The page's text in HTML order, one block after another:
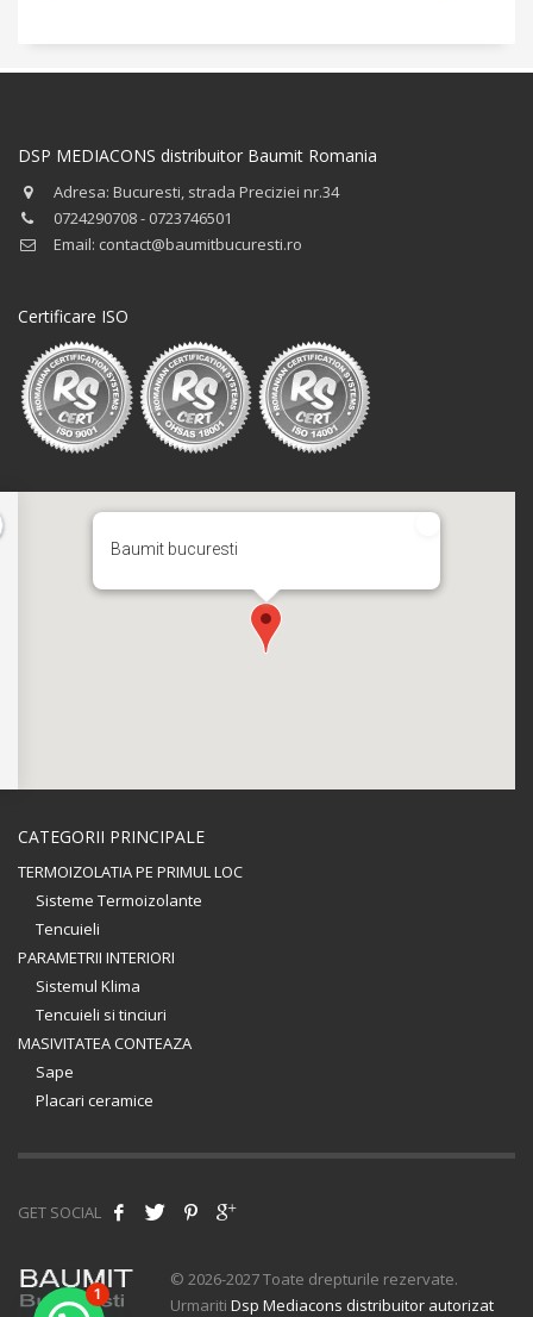
DSP MEDIACONS distribuitor Baumit Romania
Adresa: Bucuresti, strada Preciziei nr.34
0724290708 - 0723746501
Email: contact@baumitbucuresti.ro
Certificare ISO
Baumit bucuresti
CATEGORII PRINCIPALE
TERMOIZOLATIA PE PRIMUL LOC
Sisteme Termoizolante
Tencuieli
PARAMETRII INTERIORI
Sistemul Klima
Tencuieli si tinciuri
MASIVITATEA CONTEAZA
Sape
Placari ceramice
GET SOCIAL
© 2026-2027 Toate drepturile rezervate.
Urmariti Dsp Mediacons distribuitor autorizat
1